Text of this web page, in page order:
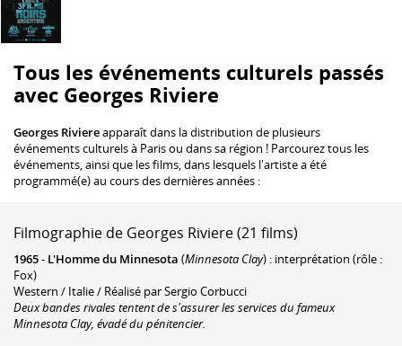
Tous les événements culturels passés
avec Georges Riviere
Georges Riviereapparaît dans la distribution de plusieurs
événements culturels à Paris ou dans sa région ! Parcourez tous les
événements, ainsi que les films, dans lesquels l'artiste a été
programmé(e) au cours des dernières années :
Filmographie de Georges Riviere (21 films)
1965- L'Homme du Minnesota (Minnesota Clay) : interprétation (rôle :
Fox)
Western / Italie / Réalisé par Sergio Corbucci
Deux bandes rivales tentent de s'assurer les services du fameux
Minnesota Clay, évadé du pénitencier.